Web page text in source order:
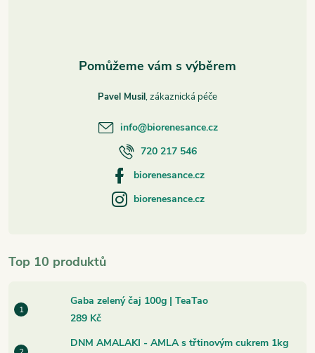
Top 10 produktů
Gaba zelený čaj 100g | TeaTao
289 Kč
DNM AMALAKI - AMLA s třtinovým cukrem 1kg
Pavel Musil
info@biorenesance.cz
720 217 546
biorenesance.cz
biorenesance.cz